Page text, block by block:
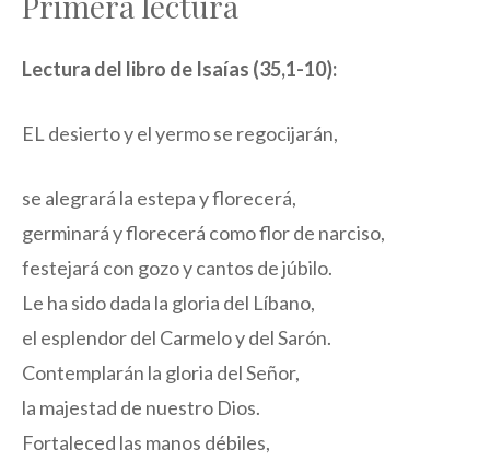
Lectura del libro de Isaías (35,1-10):
EL desierto y el yermo se regocijarán,
se alegrará la estepa y florecerá,
germinará y florecerá como flor de narciso,
festejará con gozo y cantos de júbilo.
Le ha sido dada la gloria del Líbano,
el esplendor del Carmelo y del Sarón.
Contemplarán la gloria del Señor,
la majestad de nuestro Dios.
Fortaleced las manos débiles,